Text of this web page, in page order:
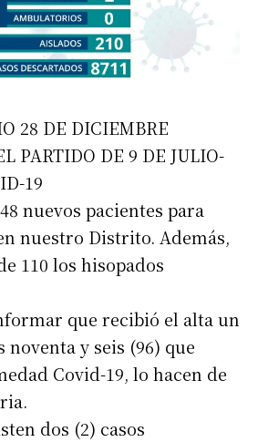
28 DE DICIEMBRE
PARTIDO DE 9 DE JULIO-
19
nuevos pacientes para
nuestro Distrito. Además,
110 los hisopados
que recibió el alta un
noventa y seis (96) que
Covid-19, lo hacen de
dos (2) casos